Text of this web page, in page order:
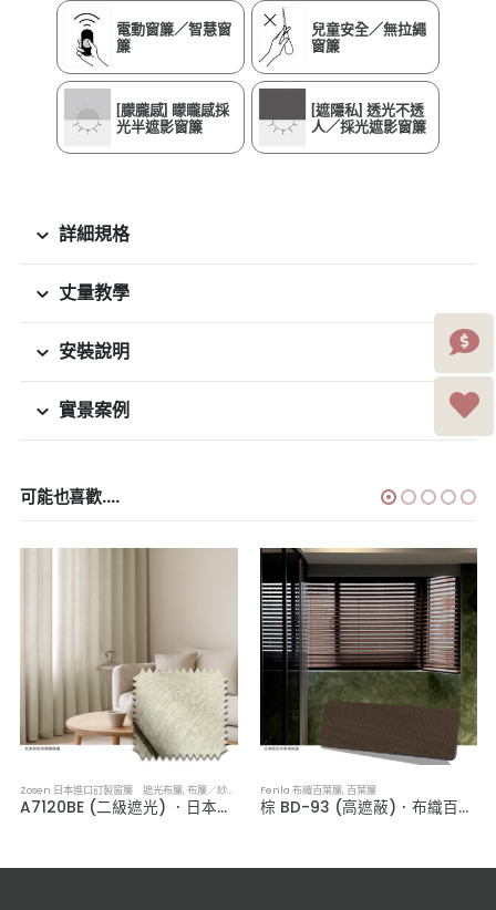
電動窗簾／智慧窗
簾
兒童安全／無拉繩
窗簾
[朦朧感] 矇矓感採
光半遮影窗簾
[遮隱私] 透光不透
人／採光遮影窗簾
詳細規格
丈量教學
安裝說明
實景案例
可能也喜歡....
Zosen 日本進口訂製窗簾 遮光布簾,布簾／紗簾／窗簾布
A7120BE (二級遮光) ．日本進口訂製遮光布簾
Fenla 布織百葉簾,百葉簾
棕 BD-93 (高遮蔽)．布織百葉簾